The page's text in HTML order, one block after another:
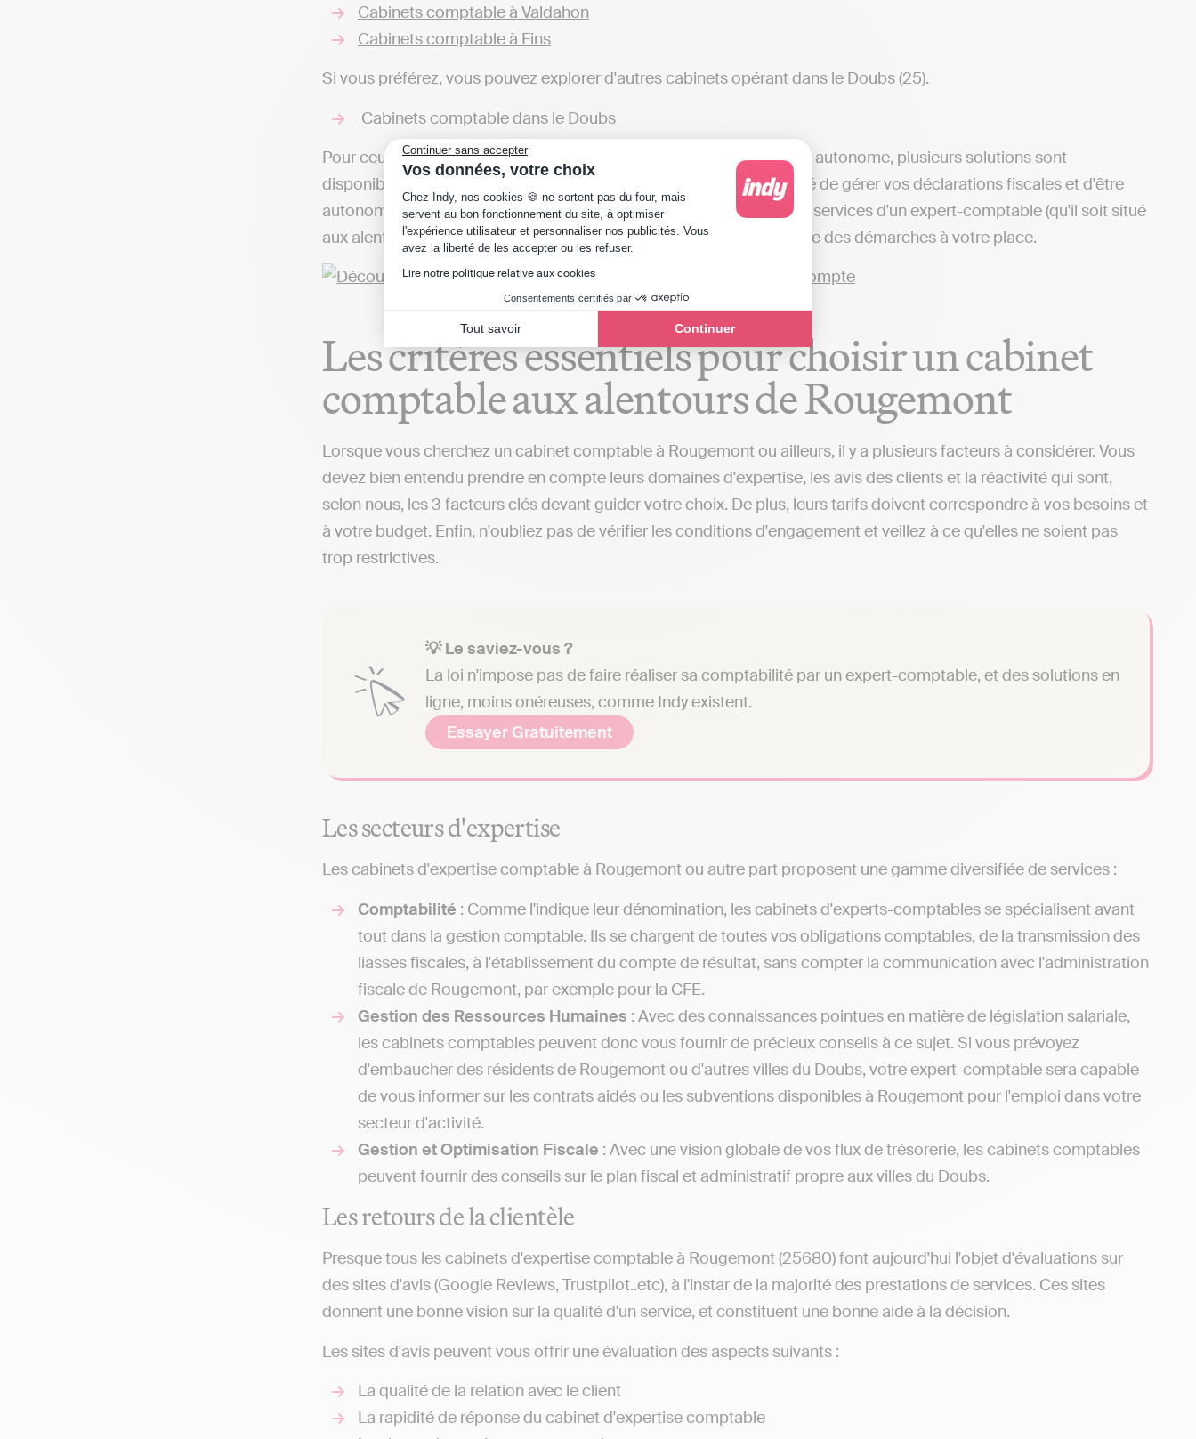
Continuer sans accepter
Vos données, votre choix
Plateforme de Gestion du Consentement : Personnalisez vos Options
Chez Indy, nos cookies 🍪 ne sortent pas du four, mais
servent au bon fonctionnement du site, à optimiser
l'expérience utilisateur et personnaliser nos publicités. Vous
avez la liberté de les accepter ou les refuser.
Lire notre politique relative aux cookies
Consentements certifiés par
Tout savoir Continuer
Axeptio consent
Cabinets comptable à Valdahon
Cabinets comptable à Fins
Si vous préférez, vous pouvez explorer d'autres cabinets opérant dans le Doubs (25).
Cabinets comptable dans le Doubs
Pour ceux qui souhaitent gérer leur comptabilité en ligne de manière autonome, plusieurs solutions sont
disponibles, telles qu'Indy. Ces plateformes vous offrent la possibilité de gérer vos déclarations fiscales et d'être
autonome dans la gestion comptable, une alternative différente des services d'un expert-comptable (qu'il soit situé
aux alentours de Rougemont ou dans d'autres localités), qui s'occupe des démarches à votre place.
Les critères essentiels pour choisir un cabinet
comptable aux alentours de Rougemont
Lorsque vous cherchez un cabinet comptable à Rougemont ou ailleurs, il y a plusieurs facteurs à considérer. Vous
devez bien entendu prendre en compte leurs domaines d'expertise, les avis des clients et la réactivité qui sont,
selon nous, les 3 facteurs clés devant guider votre choix. De plus, leurs tarifs doivent correspondre à vos besoins et
à votre budget. Enfin, n'oubliez pas de vérifier les conditions d'engagement et veillez à ce qu'elles ne soient pas
trop restrictives.
💡 Le saviez-vous ?
La loi n'impose pas de faire réaliser sa comptabilité par un expert-comptable, et des solutions en
ligne, moins onéreuses, comme Indy existent.
Essayer Gratuitement
Les secteurs d'expertise
Les cabinets d'expertise comptable à Rougemont ou autre part proposent une gamme diversifiée de services :
Comptabilité : Comme l'indique leur dénomination, les cabinets d'experts-comptables se spécialisent avant
tout dans la gestion comptable. Ils se chargent de toutes vos obligations comptables, de la transmission des
liasses fiscales, à l'établissement du compte de résultat, sans compter la communication avec l'administration
fiscale de Rougemont, par exemple pour la CFE.
Gestion des Ressources Humaines : Avec des connaissances pointues en matière de législation salariale,
les cabinets comptables peuvent donc vous fournir de précieux conseils à ce sujet. Si vous prévoyez
d'embaucher des résidents de Rougemont ou d'autres villes du Doubs, votre expert-comptable sera capable
de vous informer sur les contrats aidés ou les subventions disponibles à Rougemont pour l'emploi dans votre
secteur d'activité.
Gestion et Optimisation Fiscale : Avec une vision globale de vos flux de trésorerie, les cabinets comptables
peuvent fournir des conseils sur le plan fiscal et administratif propre aux villes du Doubs.
Les retours de la clientèle
Presque tous les cabinets d'expertise comptable à Rougemont (25680) font aujourd'hui l'objet d'évaluations sur
des sites d'avis (Google Reviews, Trustpilot..etc), à l'instar de la majorité des prestations de services. Ces sites
donnent une bonne vision sur la qualité d'un service, et constituent une bonne aide à la décision.
Les sites d'avis peuvent vous offrir une évaluation des aspects suivants :
La qualité de la relation avec le client
La rapidité de réponse du cabinet d'expertise comptable